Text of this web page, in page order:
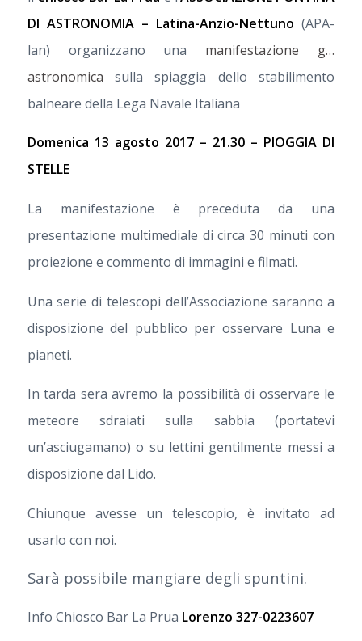
DI ASTRONOMIA – Latina-Anzio-Nettuno (APA-
lan) organizzano una manifestazione g…
astronomica sulla spiaggia dello stabilimento
balneare della Lega Navale Italiana
Domenica 13 agosto 2017 – 21.30 – PIOGGIA DI
STELLE
La manifestazione è preceduta da una
presentazione multimediale di circa 30 minuti con
proiezione e commento di immagini e filmati.
Una serie di telescopi dell’Associazione saranno a
disposizione del pubblico per osservare Luna e
pianeti.
In tarda sera avremo la possibilità di osservare le
meteore sdraiati sulla sabbia (portatevi
un’asciugamano) o su lettini gentilmente messi a
disposizione dal Lido.
Chiunque avesse un telescopio, è invitato ad
usarlo con noi.
Sarà possibile mangiare degli spuntini.
Info Chiosco Bar La Prua Lorenzo 327-0223607